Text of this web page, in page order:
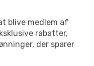
blive medlem af
rabatter,
der sparer